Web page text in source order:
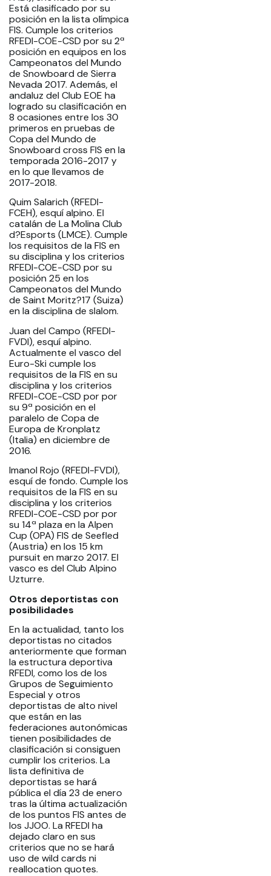
Está clasificado por su
posición en la lista olímpica
FIS. Cumple los criterios
RFEDI-COE-CSD por su 2ª
posición en equipos en los
Campeonatos del Mundo
de Snowboard de Sierra
Nevada 2017. Además, el
andaluz del Club EOE ha
logrado su clasificación en
8 ocasiones entre los 30
primeros en pruebas de
Copa del Mundo de
Snowboard cross FIS en la
temporada 2016-2017 y
en lo que llevamos de
2017-2018.
Quim Salarich (RFEDI-
FCEH), esquí alpino. El
catalán de La Molina Club
d?Esports (LMCE). Cumple
los requisitos de la FIS en
su disciplina y los criterios
RFEDI-COE-CSD por su
posición 25 en los
Campeonatos del Mundo
de Saint Moritz?17 (Suiza)
en la disciplina de slalom.
Juan del Campo (RFEDI-
FVDI), esquí alpino.
Actualmente el vasco del
Euro-Ski cumple los
requisitos de la FIS en su
disciplina y los criterios
RFEDI-COE-CSD por por
su 9ª posición en el
paralelo de Copa de
Europa de Kronplatz
(Italia) en diciembre de
2016.
Imanol Rojo (RFEDI-FVDI),
esquí de fondo. Cumple los
requisitos de la FIS en su
disciplina y los criterios
RFEDI-COE-CSD por por
su 14ª plaza en la Alpen
Cup (OPA) FIS de Seefled
(Austria) en los 15 km
pursuit en marzo 2017. El
vasco es del Club Alpino
Uzturre.
Otros deportistas con
posibilidades
En la actualidad, tanto los
deportistas no citados
anteriormente que forman
la estructura deportiva
RFEDI, como los de los
Grupos de Seguimiento
Especial y otros
deportistas de alto nivel
que están en las
federaciones autonómicas
tienen posibilidades de
clasificación si consiguen
cumplir los criterios. La
lista definitiva de
deportistas se hará
pública el día 23 de enero
tras la última actualización
de los puntos FIS antes de
los JJOO. La RFEDI ha
dejado claro en sus
criterios que no se hará
uso de wild cards ni
reallocation quotes.